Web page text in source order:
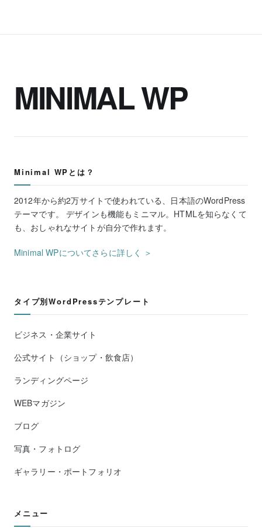
MINIMAL WP
Minimal WPとは？
2012年から約2万サイトで使われている、日本語のWordPress
テーマです。 デザインも機能もミニマル。HTMLを知らなくて
も、おしゃれなサイトが自分で作れます。
Minimal WPについてさらに詳しく ＞
タイプ別WordPressテンプレート
ビジネス・企業サイト
公式サイト（ショップ・飲食店）
ランディングページ
WEBマガジン
ブログ
写真・フォトログ
ギャラリー・ポートフォリオ
メニュー